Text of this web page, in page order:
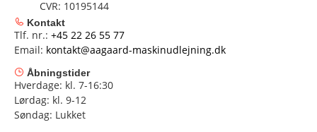
CVR: 10195144
Kontakt
Tlf. nr.: +45 22 26 55 77
Email: kontakt@aagaard-maskinudlejning.dk
Åbningstider
Hverdage: kl. 7-16:30
Lørdag: kl. 9-12
Søndag: Lukket